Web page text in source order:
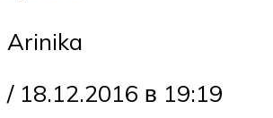
Arinika
/ 18.12.2016 в 19:19